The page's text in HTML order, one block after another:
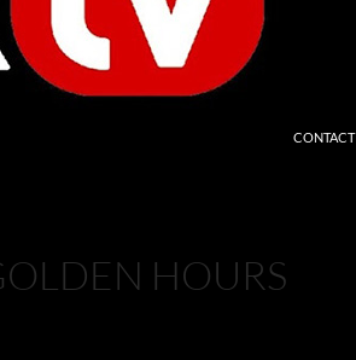
CONTACT
HOURS